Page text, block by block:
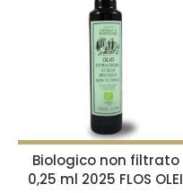
Biologico non filtrato
0,25 ml 2025 FLOS OLEI